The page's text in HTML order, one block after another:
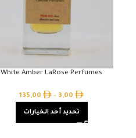
White Amber LaRose Perfumes
3,00
–
135,00
تحديد أحد الخيارات